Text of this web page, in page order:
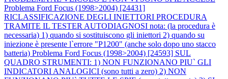
Problema Ford Focus (1998>2004) [24431]
RICLASSIFICAZIONE DEGLI INIETTORI PROCEDURA
TRAMITE IL TESTER AUTODIAGNOSI nota: (la procedura è
necessaria) 1) quando si sostituiscono gli iniettori 2) quando su
iniezione è presente l`errore "P1200" (anche solo dopo uno stacco
batteria) Problema Ford Focus (1998>2004) [24593] SUL
QUADRO STRUMENTI: 1) NON FUNZIONANO PIU` GLI
INDICATORI ANALOGICI (sono tutti a zero) 2) NON